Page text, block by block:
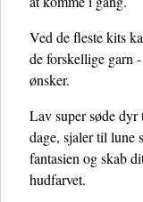
Ved de fleste kits
de forskellige garn
ønsker.
Lav super søde
dage, sjaler til lune
fantasien og skab
hudfarvet.